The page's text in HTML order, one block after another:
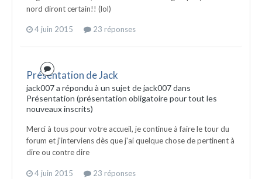
nord diront certain!! (lol)
4 juin 2015 23 réponses
Présentation de Jack
jack007 a répondu à un sujet de jack007 dans
Présentation (présentation obligatoire pour tout les
nouveaux inscrits)
Merci à tous pour votre accueil, je continue à faire le tour du
forum et j'interviens dès que j'ai quelque chose de pertinent à
dire ou contre dire
4 juin 2015 23 réponses